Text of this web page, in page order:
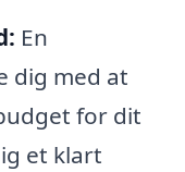
En
dig med at
for dit
et klart